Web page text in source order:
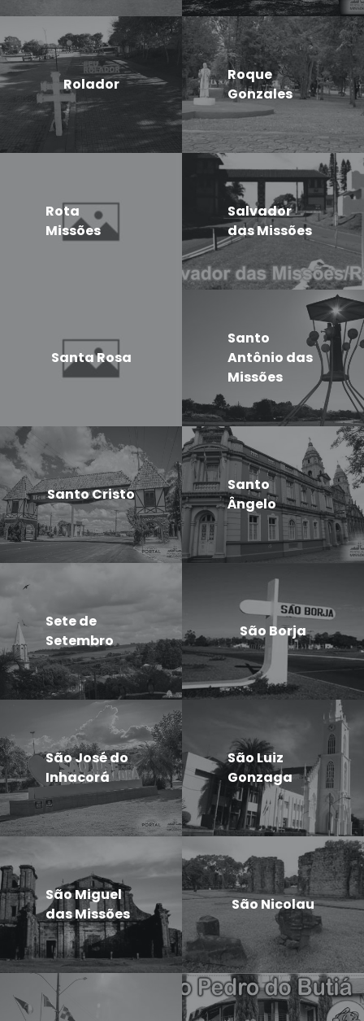
Rolador
Roque
Gonzales
Rota
Missões
Salvador
das Missões
Santa Rosa
Santo
Antônio das
Missões
Santo Cristo
Santo
Ângelo
Sete de
Setembro
São Borja
São José do
Inhacorá
São Luiz
Gonzaga
São Miguel
das Missões
São Nicolau